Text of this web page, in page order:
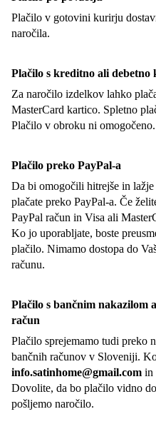
Plačilo v gotovini kurirju
naročila.
Plačilo s kreditno ali debetno
Za naročilo izdelkov lahko
MasterCard kartico. Spletno
Plačilo v obroku ni omogočeno.
Plačilo preko PayPal-a
Da bi omogočili hitrejše in
plačate preko PayPal-a. Če
PayPal račun in Visa ali
Ko jo uporabljate, boste
plačilo. Nimamo dostopa do
računu.
Plačilo s bančnim nakazilom
račun
Plačilo sprejemamo tudi preko
bančnih računov v Sloveniji.
info.satinhome@gmail.com in
Dovolite, da bo plačilo vidno
pošljemo naročilo.